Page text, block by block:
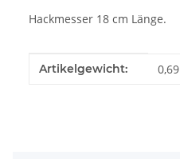
Hackmesser 18 cm Länge.
Produkteigenschaft
Wert
Artikelgewicht: 0,69